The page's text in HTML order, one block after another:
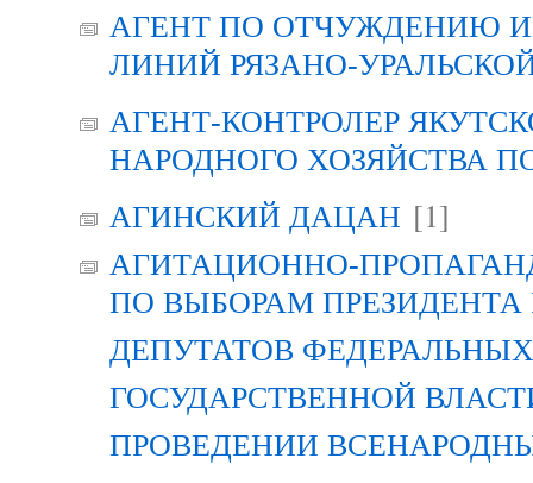
АГЕНТ ПО ОТЧУЖДЕНИЮ
ЛИНИЙ РЯЗАНО-
АГЕНТ-КОНТРОЛЕР
НАРОДНОГО ХОЗЯЙСТВА
АГИНСКИЙ ДАЦАН [1]
АГИТАЦИОННО-
ПО ВЫБОРАМ
ДЕПУТАТОВ
ГОСУДАРСТВЕННОЙ
ПРОВЕДЕНИИ